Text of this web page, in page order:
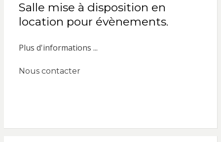
Salle mise à disposition en
location pour évènements.
Plus d'informations ...
Nous contacter